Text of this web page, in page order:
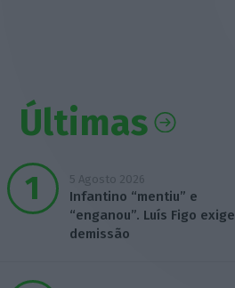
Últimas
5 Agosto 2026
Infantino “mentiu” e
“enganou”. Luís Figo exige
demissão